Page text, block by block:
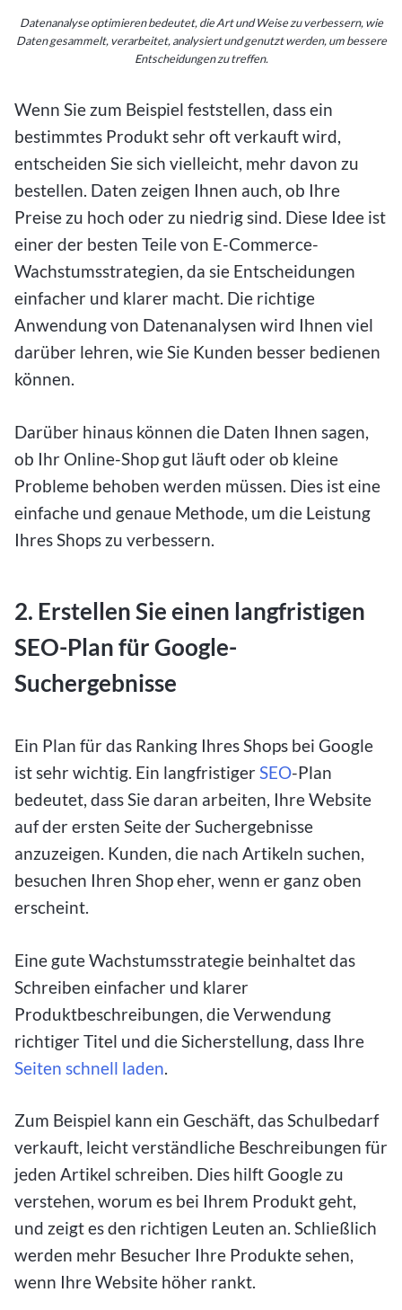
Datenanalyse optimieren bedeutet, die Art und Weise zu verbessern, wie
Daten gesammelt, verarbeitet, analysiert und genutzt werden, um bessere
Entscheidungen zu treffen.
Wenn Sie zum Beispiel feststellen, dass ein
bestimmtes Produkt sehr oft verkauft wird,
entscheiden Sie sich vielleicht, mehr davon zu
bestellen. Daten zeigen Ihnen auch, ob Ihre
Preise zu hoch oder zu niedrig sind. Diese Idee ist
einer der besten Teile von E-Commerce-
Wachstumsstrategien, da sie Entscheidungen
einfacher und klarer macht. Die richtige
Anwendung von Datenanalysen wird Ihnen viel
darüber lehren, wie Sie Kunden besser bedienen
können.
Darüber hinaus können die Daten Ihnen sagen,
ob Ihr Online-Shop gut läuft oder ob kleine
Probleme behoben werden müssen. Dies ist eine
einfache und genaue Methode, um die Leistung
Ihres Shops zu verbessern.
2. Erstellen Sie einen langfristigen
SEO-Plan für Google-
Suchergebnisse
Ein Plan für das Ranking Ihres Shops bei Google
ist sehr wichtig. Ein langfristigerSEO-Plan
bedeutet, dass Sie daran arbeiten, Ihre Website
auf der ersten Seite der Suchergebnisse
anzuzeigen. Kunden, die nach Artikeln suchen,
besuchen Ihren Shop eher, wenn er ganz oben
erscheint.
Eine gute Wachstumsstrategie beinhaltet das
Schreiben einfacher und klarer
Produktbeschreibungen, die Verwendung
richtiger Titel und die Sicherstellung, dass Ihre
Seiten schnell laden.
Zum Beispiel kann ein Geschäft, das Schulbedarf
verkauft, leicht verständliche Beschreibungen für
jeden Artikel schreiben. Dies hilft Google zu
verstehen, worum es bei Ihrem Produkt geht,
und zeigt es den richtigen Leuten an. Schließlich
werden mehr Besucher Ihre Produkte sehen,
wenn Ihre Website höher rankt.